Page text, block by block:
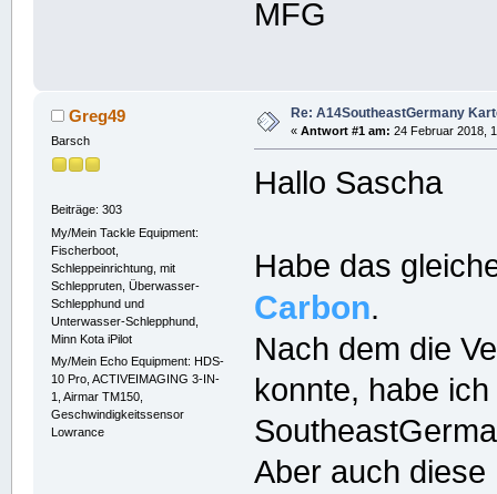
MFG
Greg49
Barsch
Beiträge: 303
My/Mein Tackle Equipment:
Fischerboot,
Schleppeinrichtung, mit
Schleppruten, Überwasser-
Schlepphund und
Unterwasser-Schlepphund,
Minn Kota iPilot
My/Mein Echo Equipment: HDS-
10 Pro, ACTIVEIMAGING 3-IN-
1, Airmar TM150,
Geschwindigkeitssensor
Lowrance
Re: A14SoutheastGermany
« Antwort #1 am: 24 Februar 2018,
Hallo Sascha
Habe das
Carbon.
Nach dem die
konnte, habe
Aber auch